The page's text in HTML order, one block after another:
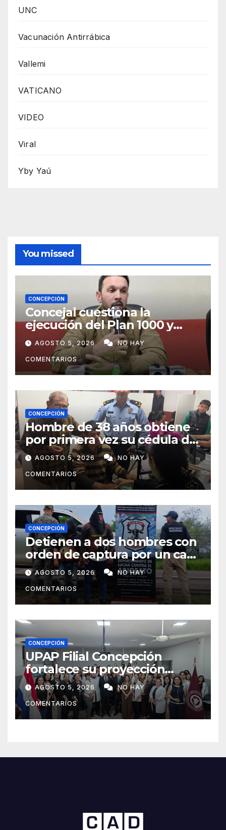
UNC
Vacunación Antirrábica
Vallemi
VATICANO
VIDEO
Viral
Yby Yaú
You missed
CONCEPCIÓN
Concejal cuestiona la
ejecución del Plan 1000 y
pide mayor participación del
municipio
AGOSTO 5, 2026 NO HAY
COMENTARIOS
CONCEPCIÓN
Hombre de 38 años obtiene
por primera vez su cédula de
identidad en Concepción
AGOSTO 5, 2026 NO HAY
COMENTARIOS
CONCEPCIÓN
Detienen a dos hombres con
orden de captura por un caso
de abigeato
AGOSTO 5, 2026 NO HAY
COMENTARIOS
CONCEPCIÓN
UPAP Filial Concepción
fortalece su proyección
internacional con la visita del
Prof. Dr. Antonio Castaño,
referente de la Universidad
de Sevilla
AGOSTO 5, 2026 NO HAY
COMENTARIOS